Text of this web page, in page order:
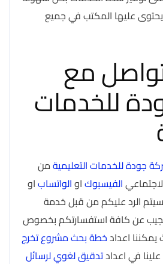
يحتوى عليها المكتب في جميع
مع
للخدمات
جودة للخدمات التعليميةمن
الفيسبوكاوالواتساباو
الرد عليكم من قبل خدمة
عن كافة استفسارتكم بخصوص
اعدادخطة بحث مشروع تخرج
في اعدادتدقيق لغوي لرسائل